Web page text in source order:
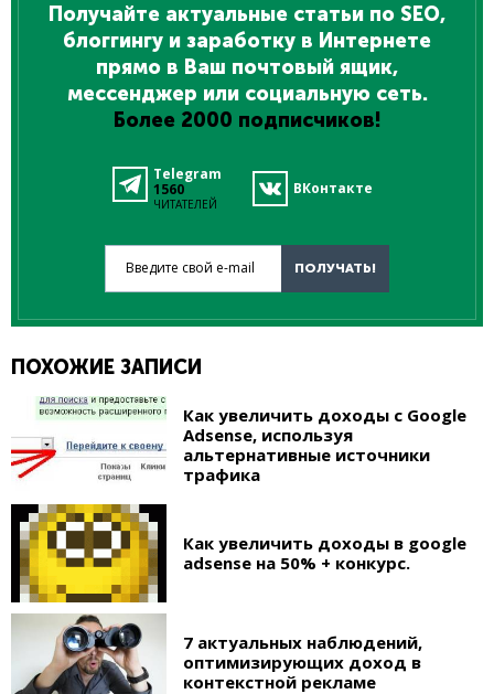
Получайте актуальные статьи по SEO,
блоггингу и заработку в Интернете
прямо в Ваш почтовый ящик,
мессенджер или социальную сеть.
Более 2000 подписчиков!
Telegram
1560
ЧИТАТЕЛЕЙ
ВКонтакте
Введите свой e-mail
ПОЛУЧАТЬ!
ПОХОЖИЕ ЗАПИСИ
Как увеличить доходы с Google
Adsense, используя
альтернативные источники
трафика
Как увеличить доходы в google
adsense на 50% + конкурс.
7 актуальных наблюдений,
оптимизирующих доход в
контекстной рекламе